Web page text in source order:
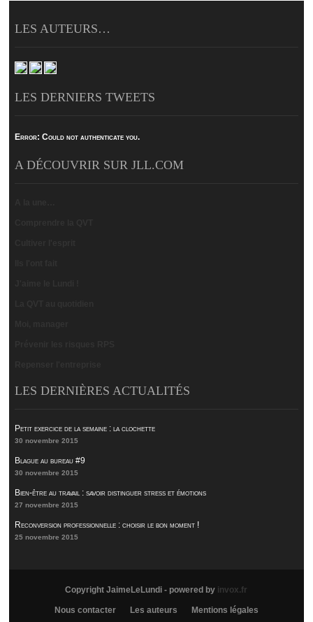
LES AUTEURS…
LES DERNIERS TWEETS
Error: Could not authenticate you.
A DÉCOUVRIR SUR JLL.COM
LES DERNIÈRES ACTUALITÉS
Petit exercice de la semaine : la clochette
30 novembre 2015
Blague au bureau #9
30 novembre 2015
Bien-être au travail : savoir distinguer stress et émotions
27 novembre 2015
Reconversion professionnelle : choisir le bon moment !
25 novembre 2015
Copyright JaimeLeLundi - powered by invox.fr
Nous contacter Les auteurs Mentions légales